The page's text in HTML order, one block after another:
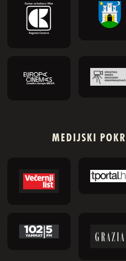
MEDIJSKI